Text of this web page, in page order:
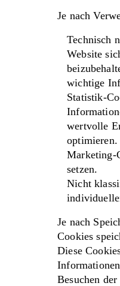
Je nach
Technisch
Website
wichtige
Statistik-
wertvolle
Marketing-
setzen.
Nicht
Je nach
Cookies
Diese
Besuchen